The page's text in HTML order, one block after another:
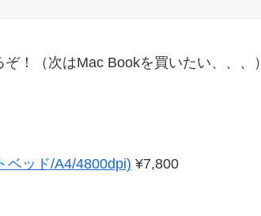
！（次はMac Bookを買いたい、、、）
ベッド/A4/4800dpi) ¥7,800